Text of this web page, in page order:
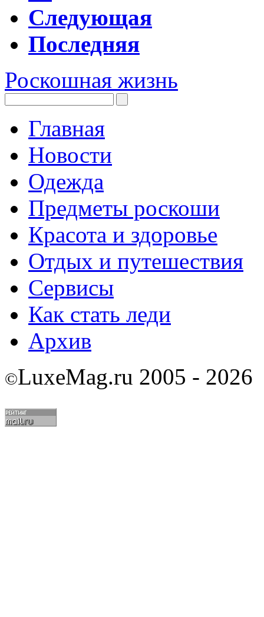
Следующая
Последняя
Роскошная жизнь
Главная
Новости
Одежда
Предметы роскоши
Красота и здоровье
Отдых и путешествия
Сервисы
Как стать леди
Архив
©LuxeMag.ru 2005 - 2026